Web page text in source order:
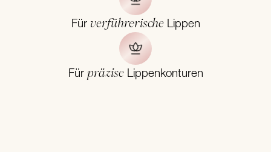
Für verführerischeLippen
Für präziseLippenkonturen